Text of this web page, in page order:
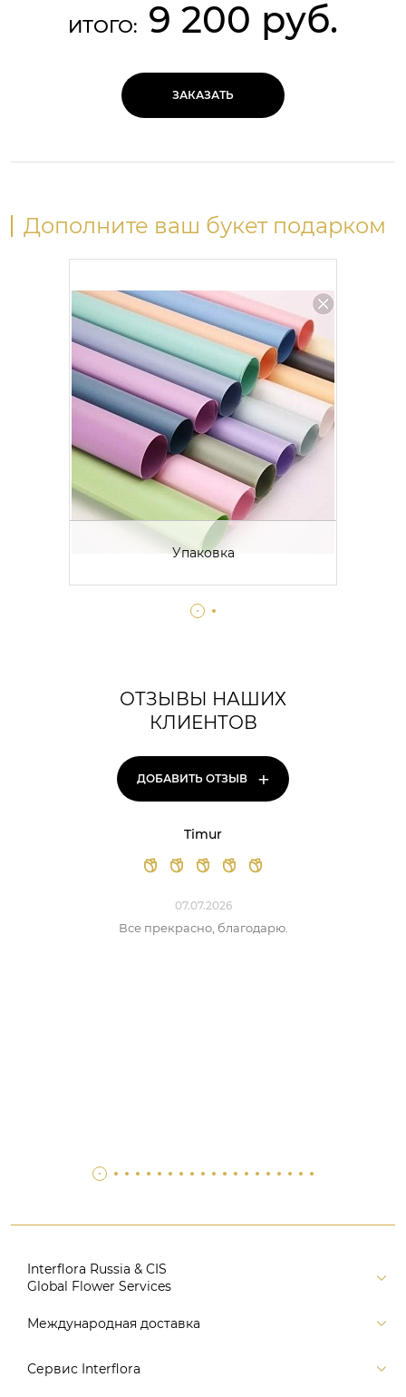
ИТОГО: 9 200 руб.
ЗАКАЗАТЬ
Дополните ваш букет подарком
Упаковка
ОТЗЫВЫ НАШИХ
КЛИЕНТОВ
ДОБАВИТЬ ОТЗЫВ +
Timur
07.07.2026
Все прекрасно, благодарю.
Interflora Russia & CIS
Global Flower Services
Версия для печати
Поиск
Международная доставка
Россия
Сервис Interflora